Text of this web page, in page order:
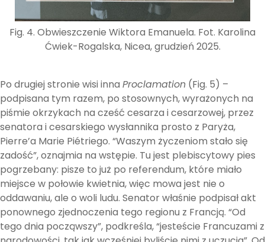
Fig. 4. Obwieszczenie Wiktora Emanuela. Fot. Karolina
Ćwiek-Rogalska, Nicea, grudzień 2025.
Po drugiej stronie wisi inna Proclamation (Fig. 5) –
podpisana tym razem, po stosownych, wyrażonych na
piśmie okrzykach na cześć cesarza i cesarzowej, przez
senatora i cesarskiego wysłannika prosto z Paryża,
Pierre’a Marie Piétriego. “Waszym życzeniom stało się
zadość”, oznajmia na wstępie. Tu jest plebiscytowy pies
pogrzebany: pisze to już po referendum, które miało
miejsce w połowie kwietnia, więc mowa jest nie o
oddawaniu, ale o woli ludu. Senator właśnie podpisał akt
ponownego zjednoczenia tego regionu z Francją. “Od
tego dnia począwszy”, podkreśla, “jesteście Francuzami z